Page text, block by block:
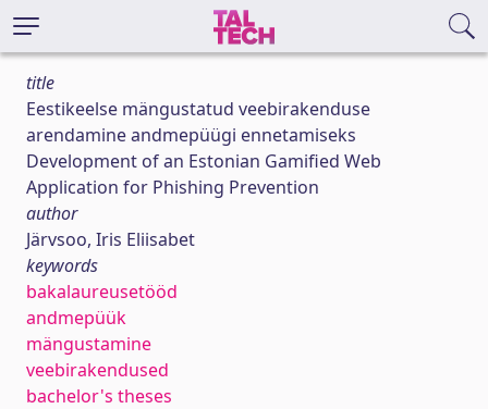
title
Eestikeelse mängustatud veebirakenduse
arendamine andmepüügi ennetamiseks
Development of an Estonian Gamified Web
Application for Phishing Prevention
author
Järvsoo, Iris Eliisabet
keywords
bakalaureusetööd
andmepüük
mängustamine
veebirakendused
bachelor's theses